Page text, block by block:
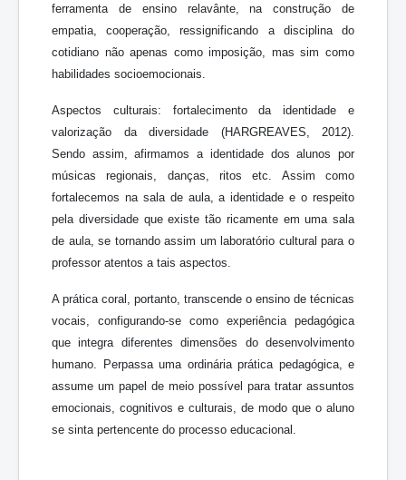
ferramenta de ensino relavânte, na construção de
empatia, cooperação, ressignificando a disciplina do
cotidiano não apenas como imposição, mas sim como
habilidades socioemocionais.
Aspectos culturais: fortalecimento da identidade e
valorização da diversidade (HARGREAVES, 2012).
Sendo assim, afirmamos a identidade dos alunos por
músicas regionais, danças, ritos etc. Assim como
fortalecemos na sala de aula, a identidade e o respeito
pela diversidade que existe tão ricamente em uma sala
de aula, se tornando assim um laboratório cultural para o
professor atentos a tais aspectos.
A prática coral, portanto, transcende o ensino de técnicas
vocais, configurando-se como experiência pedagógica
que integra diferentes dimensões do desenvolvimento
humano. Perpassa uma ordinária prática pedagógica, e
assume um papel de meio possível para tratar assuntos
emocionais, cognitivos e culturais, de modo que o aluno
se sinta pertencente do processo educacional.